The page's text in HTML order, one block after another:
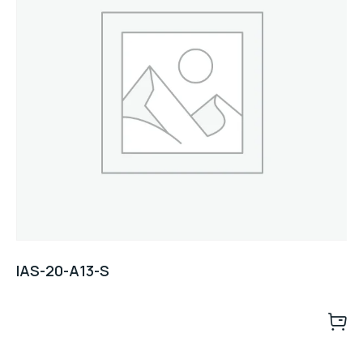
IAS-20-A13-S